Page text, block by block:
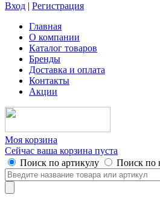
Вход | Регистрация
Главная
О компании
Каталог товаров
Бренды
Доставка и оплата
Контакты
Акции
Моя корзина
Сейчас ваша корзина пуста
Поиск по артикулу
Поиск по